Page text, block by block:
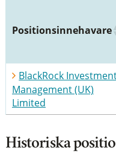
Positionsinnehavare
BlackRock
Management (UK)
Limited
Historiska